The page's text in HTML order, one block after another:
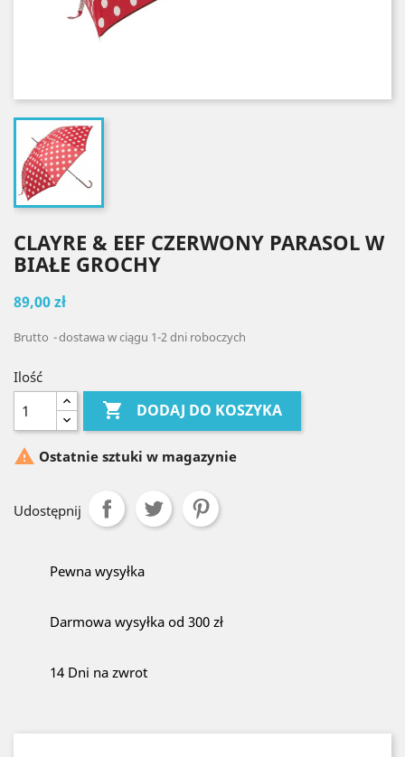
CLAYRE & EEF CZERWONY PARASOL W
BIAŁE GROCHY
89,00 zł
Brutto dostawa w ciągu 1-2 dni roboczych
Ilość
 DODAJ DO KOSZYKA
 Ostatnie sztuki w magazynie
Udostępnij
Pewna wysyłka
Darmowa wysyłka od 300 zł
14 Dni na zwrot